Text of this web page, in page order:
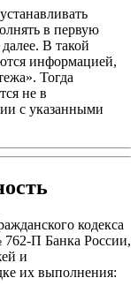
в первую
В такой
информацией,
Тогда
не в
с указанными
кодекса
П Банка России,
и
их выполнения: